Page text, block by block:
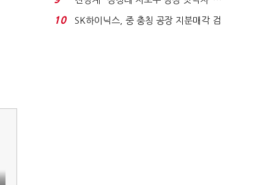
친청계 "신천지 오...
10
SK하이닉스, 중 충칭 공장 지분매각 검